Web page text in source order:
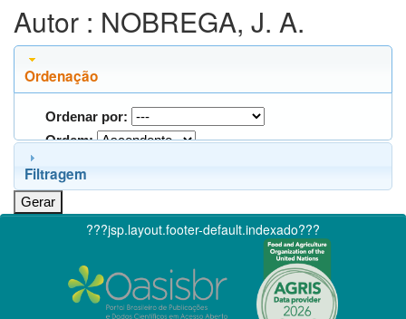
Autor : NOBREGA, J. A.
Ordenação
Ordenar por:
Ordem:
Filtragem
???jsp.layout.footer-default.indexado???